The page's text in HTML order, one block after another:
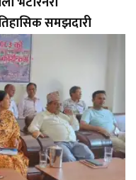
समझदारी